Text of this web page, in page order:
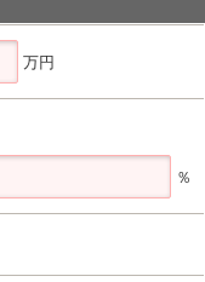
万円
％